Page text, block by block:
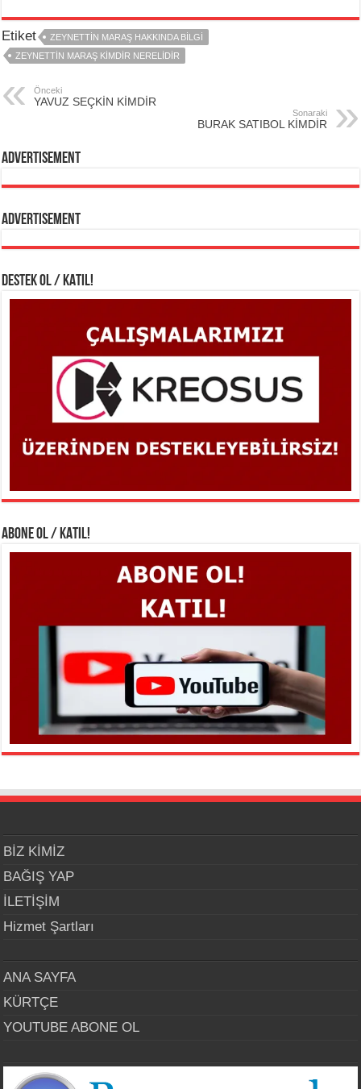
Etiket
ZEYNETTİN MARAŞ HAKKINDA BİLGİ
ZEYNETTİN MARAŞ KİMDİR NERELİDİR
Önceki
YAVUZ SEÇKİN KİMDİR
Sonaraki
BURAK SATIBOL KİMDİR
Advertisement
Advertisement
DESTEK OL / KATIL!
ABONE OL / KATIL!
BİZ KİMİZ
BAĞIŞ YAP
İLETİŞİM
Hizmet Şartları
ANA SAYFA
KÜRTÇE
YOUTUBE ABONE OL